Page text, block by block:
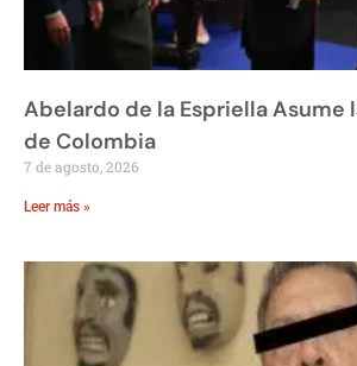
Abelardo de la Espriella Asume
de Colombia
7 de agosto, 2026
Leer más »